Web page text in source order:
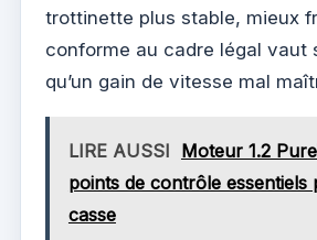
trottinette plus stable, mieux
conforme au cadre légal vaut
qu’un gain de vitesse mal
LIRE AUSSI Moteur 1.2
points de contrôle essentiels
casse